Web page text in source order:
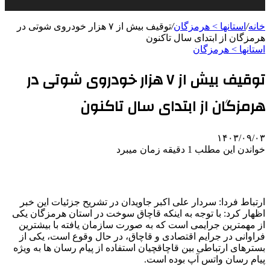
خانه/ استانها > هرمزگان/
توقیف بیش از ۷ هزار خودروی شوتی در
هرمزگان از ابتدای سال تاکنون
استانها > هرمزگان
توقیف بیش از ۷ هزار خودروی شوتی در
هرمزگان از ابتدای سال تاکنون
۱۴۰۳/۰۹/۰۳
خواندن این مطلب 1 دقیقه زمان میبرد
ارتباط فردا: سردار علی اکبر جاویدان در تشریح جزئیات این خبر
اظهار کرد: با توجه به اینکه قاچاق سوخت در استان هرمزگان یکی
از مهمترین جرایمی است که به صورت سازمان یافته با بیشترین
فراوانی در جرایم اقتصادی و قاچاق، در حال وقوع است، یکی از
بسترهای ارتباطی بین قاچاقچیان استفاده از پیام رسان ها به ویژه
پیام رسان واتس آپ بوده است.